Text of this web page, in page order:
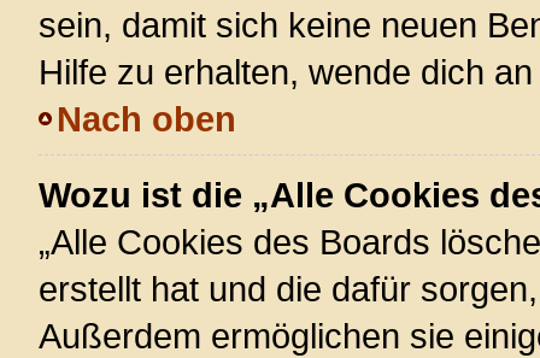
sein, damit sich keine neuen
Hilfe zu erhalten, wende dich
Nach oben
Wozu ist die „Alle Cookies
„Alle Cookies des Boards
erstellt hat und die dafür
Außerdem ermöglichen sie